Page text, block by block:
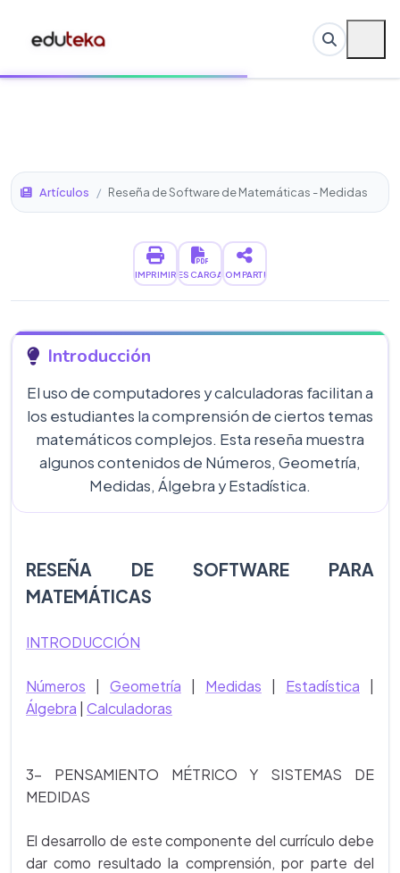
Artículos / Reseña de Software de Matemáticas - Medidas
IMPRIMIRDESCARGARCOMPARTIR
Introducción
El uso de computadores y calculadoras facilitan a
los estudiantes la comprensión de ciertos temas
matemáticos complejos. Esta reseña muestra
algunos contenidos de Números, Geometría,
Medidas, Álgebra y Estadística.
RESEÑA DE SOFTWARE PARA
MATEMÁTICAS
INTRODUCCIÓN
Números Geometría Medidas Estadística
Álgebra Calculadoras
3- PENSAMIENTO MÉTRICO Y SISTEMAS DE
MEDIDAS
El desarrollo de este componente del currículo debe
dar como resultado la comprensión, por parte del